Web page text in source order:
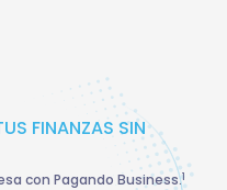
con Pagando Business.1
FINANZAS SIN